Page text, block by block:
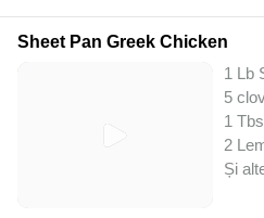
Sheet Pan Greek Chicken
1 Lb
5
1
2
Și